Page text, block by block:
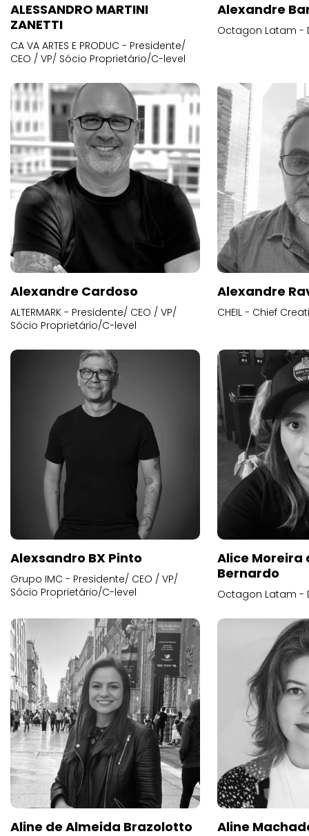
ALESSANDRO MARTINI
ZANETTI
CA VA ARTES E PRODUC - Presidente/
CEO / VP/ Sócio Proprietário/C-level
Alexandre
Octagon Latam -
Alexandre Cardoso
ALTERMARK - Presidente/ CEO / VP/
Sócio Proprietário/C-level
Alexandre
CHEIL - Chief
Alexsandro BX Pinto
Grupo IMC - Presidente/ CEO / VP/
Sócio Proprietário/C-level
Alice
Bernardo
Octagon Latam -
Aline de Almeida Brazolotto Aline